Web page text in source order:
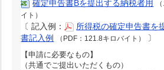
確定申告書Bを提出する納税者用
イト）
〔記入例：
所得税の確定申告書を
書記入例
（PDF：121.8キロバイト） 〕
【申請に必要なもの】
（共通でご提出いただくもの）